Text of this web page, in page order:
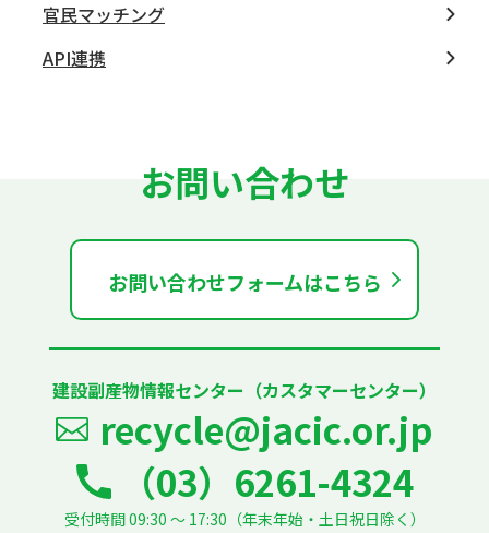
官民マッチング
API連携
お問い合わせ
お問い合わせフォームはこちら
建設副産物情報センター（カスタマーセンター）
recycle@jacic.or.jp
（03）6261-4324
受付時間 09:30 ～ 17:30（年末年始・土日祝日除く）